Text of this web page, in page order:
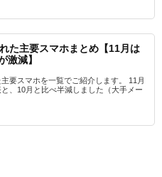
た主要スマホまとめ【11月は
激減】
要スマホを一覧でご紹介します。 11月
、10月と比べ半減しました（大手メー